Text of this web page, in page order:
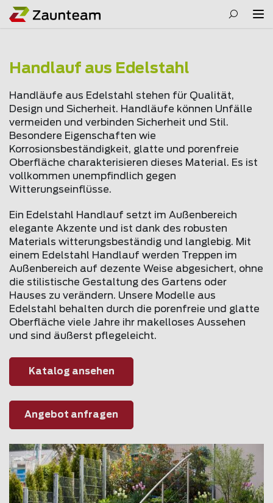
Handlauf aus Edelstahl
Handläufe aus Edelstahl stehen für Qualität,
Design und Sicherheit. Handläufe können Unfälle
vermeiden und verbinden Sicherheit und Stil.
Besondere Eigenschaften wie
Korrosionsbeständigkeit, glatte und porenfreie
Oberfläche charakterisieren dieses Material. Es ist
vollkommen unempfindlich gegen
Witterungseinflüsse.
Ein Edelstahl Handlauf setzt im Außenbereich
elegante Akzente und ist dank des robusten
Materials witterungsbeständig und langlebig. Mit
einem Edelstahl Handlauf werden Treppen im
Außenbereich auf dezente Weise abgesichert, ohne
die stilistische Gestaltung des Gartens oder
Hauses zu verändern. Unsere Modelle aus
Edelstahl behalten durch die porenfreie und glatte
Oberfläche viele Jahre ihr makelloses Aussehen
und sind äußerst pflegeleicht.
Katalog ansehen
Angebot anfragen